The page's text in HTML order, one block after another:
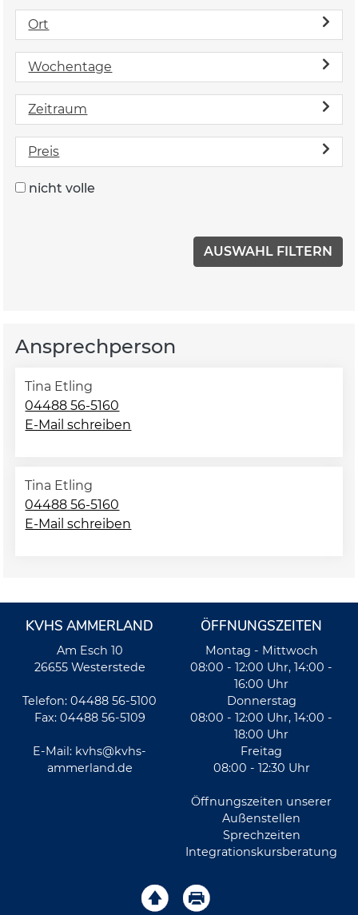
Ort
Wochentage
Zeitraum
Preis
nicht volle
Ansprechperson
Tina Etling
04488 56-5160
E-Mail schreiben
Tina Etling
04488 56-5160
E-Mail schreiben
KVHS AMMERLAND
Am Esch 10
26655 Westerstede
Telefon: 04488 56-5100
Fax: 04488 56-5109
E-Mail: kvhs@kvhs-
ammerland.de
ÖFFNUNGSZEITEN
Montag - Mittwoch
08:00 - 12:00 Uhr, 14:00 -
16:00 Uhr
Donnerstag
08:00 - 12:00 Uhr, 14:00 -
18:00 Uhr
Freitag
08:00 - 12:30 Uhr
Öffnungszeiten unserer
Außenstellen
Sprechzeiten
Integrationskursberatung